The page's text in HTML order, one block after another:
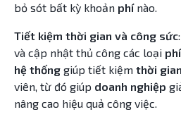
bỏ sót bất kỳ khoản phínào.
Tiết kiệm thời gian và công sức
và cập nhật thủ công các loại phí
hệ thống giúp tiết kiệm thời gian
viên, từ đó giúp doanh nghiệp
nâng cao hiệu quả công việc.